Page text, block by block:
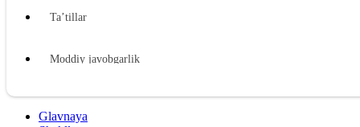
Ta’tillar
Moddiy javobgarlik
Xodimning moddiy javobgarligi
Glavnaya